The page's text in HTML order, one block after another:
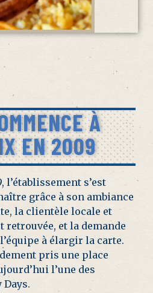
À
EN 2009
l’établissement s’est
grâce à son ambiance
la clientèle locale et
retrouvée, et la demande
à élargir la carte.
pris une place
l’une des